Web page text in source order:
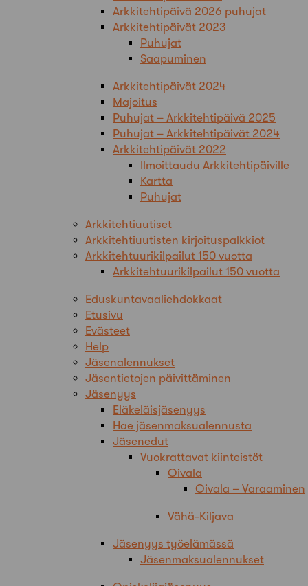
Arkkitehtipäivä 2026 puhujat
Arkkitehtipäivät 2023
Puhujat
Saapuminen
Arkkitehtipäivät 2024
Majoitus
Puhujat – Arkkitehtipäivä 2025
Puhujat – Arkkitehtipäivät 2024
Arkkitehtipäivät 2022
Ilmoittaudu Arkkitehtipäiville
Kartta
Puhujat
Arkkitehtiuutiset
Arkkitehtiuutisten kirjoituspalkkiot
Arkkitehtuurikilpailut 150 vuotta
Arkkitehtuurikilpailut 150 vuotta
Eduskuntavaaliehdokkaat
Etusivu
Evästeet
Help
Jäsenalennukset
Jäsentietojen päivittäminen
Jäsenyys
Eläkeläisjäsenyys
Hae jäsenmaksualennusta
Jäsenedut
Vuokrattavat kiinteistöt
Oivala
Oivala – Varaaminen
Vähä-Kiljava
Jäsenyys työelämässä
Jäsenmaksualennukset